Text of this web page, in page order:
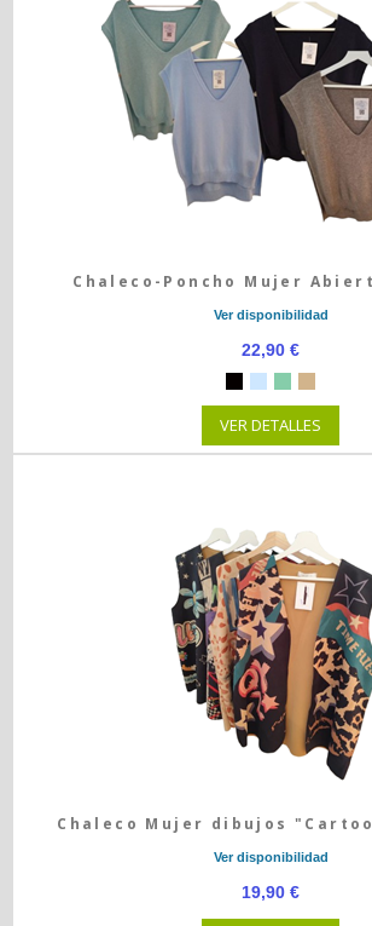
Chaleco-Poncho Mujer
Ver disponibilidad
22,90 €
VER DETALLES
Chaleco Mujer dibujos
Ver disponibilidad
19,90 €